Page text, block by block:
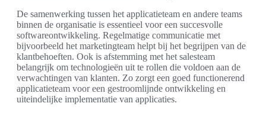
De samenwerking tussen het applicatieteam en andere teams
binnen de organisatie is essentieel voor een succesvolle
softwareontwikkeling. Regelmatige communicatie met
bijvoorbeeld het marketingteam helpt bij het begrijpen van de
klantbehoeften. Ook is afstemming met het salesteam
belangrijk om technologieën uit te rollen die voldoen aan de
verwachtingen van klanten. Zo zorgt een goed functionerend
applicatieteam voor een gestroomlijnde ontwikkeling en
uiteindelijke implementatie van applicaties.